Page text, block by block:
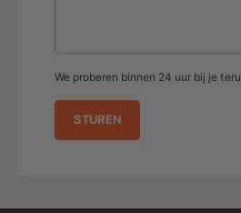
We proberen binnen 24 uur bij je
STUREN